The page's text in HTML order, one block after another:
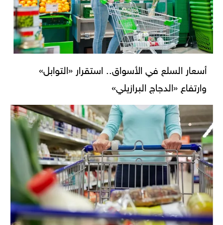
أسعار السلع في الأسواق.. استقرار «التوابل»
وارتفاع «الدجاج البرازيلي»